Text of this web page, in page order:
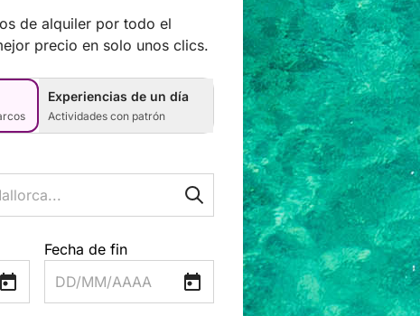
de alquiler por todo el
precio en solo unos clics.
Experiencias de un día
Actividades con patrón
Fecha de fin
DD/MM/AAAA